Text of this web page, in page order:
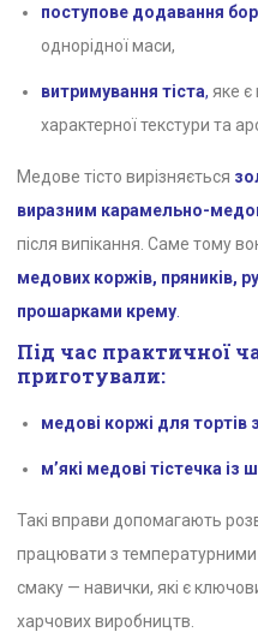
поступове додавання
однорідної маси,
витримування тіста, яке
характерної текстури та
Медове тісто вирізняється
виразним карамельно-
після випікання. Саме тому
медових коржів, пряників,
прошарками крему
Під час практичної
приготували:
медові коржі для тортів
м’які медові тістечка
Такі вправи допомагають
працювати з
смаку — навички, які є
харчових виробництв.